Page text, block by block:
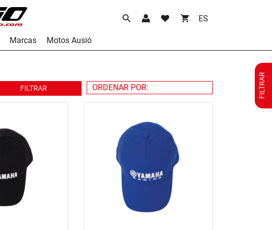
Idioma
Marcas Motos Ausió
FILTRAR FILTRAR